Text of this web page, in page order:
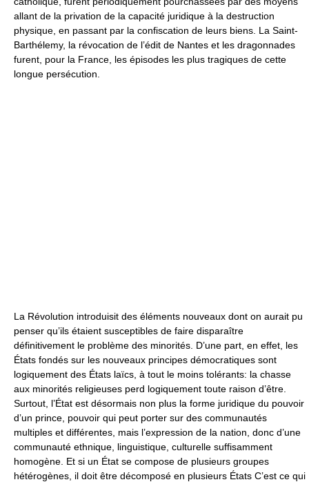
allant de la privation de la capacité juridique à la destruction
physique, en passant par la confiscation de leurs biens. La Saint-
Barthélemy, la révocation de l’édit de Nantes et les dragonnades
furent, pour la France, les épisodes les plus tragiques de cette
longue persécution.
La Révolution introduisit des éléments nouveaux dont on aurait pu
penser qu’ils étaient susceptibles de faire disparaître
définitivement le problème des minorités. D’une part, en effet, les
États fondés sur les nouveaux principes démocratiques sont
logiquement des États laïcs, à tout le moins tolérants: la chasse
aux minorités religieuses perd logiquement toute raison d’être.
Surtout, l’État est désormais non plus la forme juridique du pouvoir
d’un prince, pouvoir qui peut porter sur des communautés
multiples et différentes, mais l’expression de la nation, donc d’une
communauté ethnique, linguistique, culturelle suffisamment
homogène. Et si un État se compose de plusieurs groupes
hétérogènes, il doit être décomposé en plusieurs États C’est ce qui